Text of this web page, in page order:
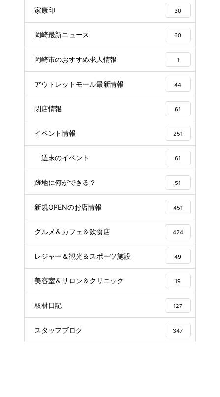
家康印 30
岡崎最新ニュース 60
岡崎市のおすすめ求人情報 1
アウトレットモール最新情報 44
閉店情報 61
イベント情報 251
週末のイベント 61
跡地に何ができる？ 51
新規OPENのお店情報 451
グルメ＆カフェ＆飲食店 424
レジャー＆観光＆スポーツ施設 49
美容室＆サロン＆クリニック 19
取材日記 127
スタッフブログ 347